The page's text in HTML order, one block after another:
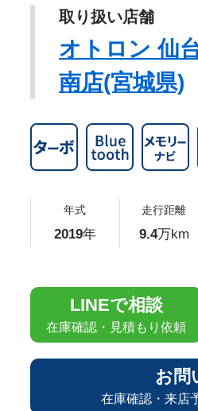
取り扱い店舗
オトロン 仙
南店(宮城県)
年式
2019年
走行距離
9.4万km
LINEで相談
在庫確認・見積もり依頼
お問
在庫確認・来店